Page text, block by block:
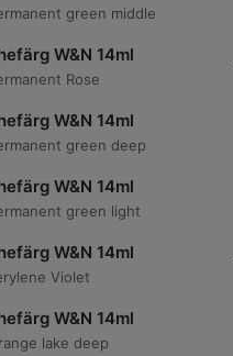
green middle
W&N 14ml
Rose
W&N 14ml
green deep
W&N 14ml
green light
W&N 14ml
Violet
W&N 14ml
lake deep